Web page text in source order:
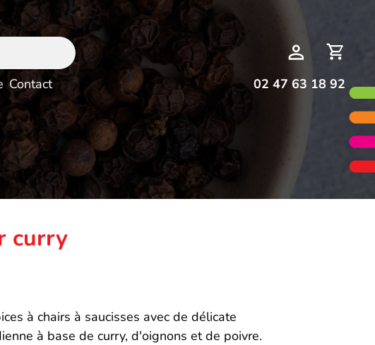
Mon
devis
Contact 02 47 63 18 92
curry
à chairs à saucisses avec de délicate
à base de curry, d'oignons et de poivre.